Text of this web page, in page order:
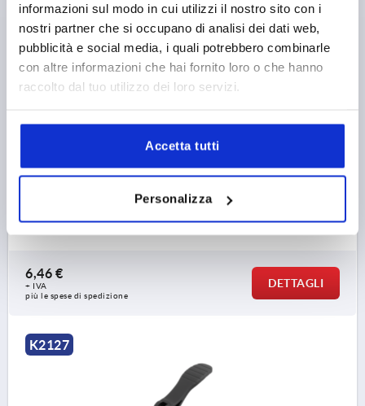
informazioni sul modo in cui utilizzi il nostro sito con i
nostri partner che si occupano di analisi dei dati web,
pubblicità e social media, i quali potrebbero combinarle
con altre informazioni che hai fornito loro o che hanno
raccolto dal tuo utilizzo dei loro servizi.
Accetta tutti
Personalizza
LEVA A CAMMA REGOLABILE DI.1 M06X30, A=71,5,
B=22, POLIAMMIDE NERO, COMP:ACCIAIO
FILETTATURA=M6
COLORE LEVA DI COMANDO=NERO
MATERIALE COMPONENTE=ACCIAIO
LUNGHEZZA MANIGLIA=71,5
LUNGHEZZA MANIGLIA=79,6
CORSA S=1,15
6,46 €
+ IVA
più le spese di spedizione
DETTAGLI
K2127